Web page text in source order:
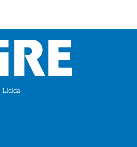
Lleida